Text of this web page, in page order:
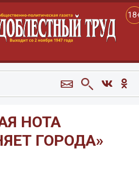
НОТА
ГОРОДА»